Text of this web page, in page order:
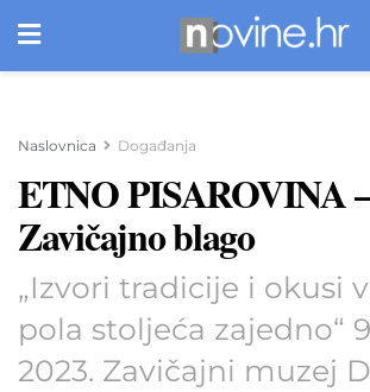
Naslovnica Događanja
ETNO PISAROVINA
Zavičajno blago
„Izvori tradicije i okusi
pola stoljeća zajedno“
2023. Zavičajni muzej